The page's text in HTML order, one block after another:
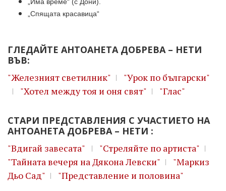
„Спящата красавица“
ГЛЕДАЙТЕ АНТОАНЕТА ДОБРЕВА – НЕТИ
ВЪВ:
"Железният светилник"
"Урок по български"
"Хотел между тоя и оня свят"
"Глас"
СТАРИ ПРЕДСТАВЛЕНИЯ С УЧАСТИЕТО НА
АНТОАНЕТА ДОБРЕВА – НЕТИ :
"Вдигай завесата"
"Стреляйте по артиста"
"Тайната вечеря на Дякона Левски"
"Маркиз
Дьо Сад"
"Представление и половина"